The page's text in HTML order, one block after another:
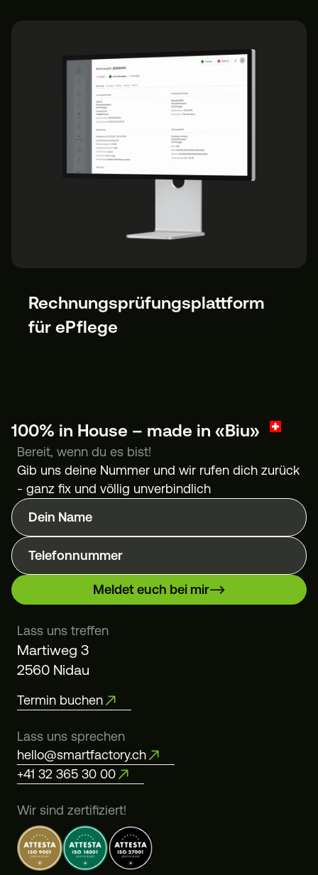
Rechnungsprüfungsplattform
für ePflege
100% in House – made in «Biu»
Lass uns treffen
Martiweg 3
2560 Nidau
Termin buchen
Lass uns sprechen
hello@smartfactory.ch
+41 32 365 30 00
Wir sind zertifiziert!
Bereit, wenn du es bist!
Gib uns deine Nummer und wir rufen dich zurück
- ganz fix und völlig unverbindlich
Dein Name
Telefonnummer
Meldet euch bei mir